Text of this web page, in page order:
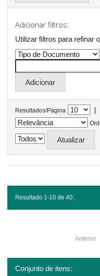
Adicionar filtros:
Utilizar filtros para refinar
Resultados/Página |
Resultado 1-10 de 40.
Anterior
Conjunto de itens: